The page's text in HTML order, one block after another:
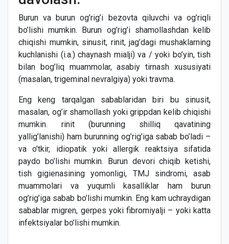
Burun va burun og’rig’i bezovta qiluvchi va og’riqli
bo’lishi mumkin. Burun og’rig’i shamollashdan kelib
chiqishi mumkin, sinusit, rinit, jag’dagi mushaklarning
kuchlanishi (i.a.) chaynash mialji) va / yoki bo’yin, tish
bilan bog’liq muammolar, asabiy tirnash xususiyati
(masalan, trigeminal nevralgiya) yoki travma.
Eng keng tarqalgan sabablaridan biri bu sinusit,
masalan, og’ir shamollash yoki grippdan kelib chiqishi
mumkin. rinit (burunning shilliq qavatining
yallig’lanishi) ham burunning og’rig’iga sabab bo’ladi –
va o’tkir, idiopatik yoki allergik reaktsiya sifatida
paydo bo’lishi mumkin. Burun devori chiqib ketishi,
tish gigienasining yomonligi, TMJ sindromi, asab
muammolari va yuqumli kasalliklar ham burun
og’rig’iga sabab bo’lishi mumkin. Eng kam uchraydigan
sabablar migren, gerpes yoki fibromiyalji – yoki katta
infektsiyalar bo’lishi mumkin.